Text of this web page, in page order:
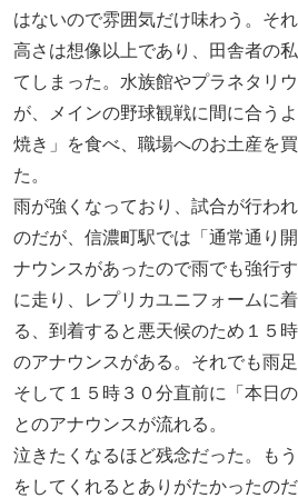
はないので雰囲気だけ味わう。そ
高さは想像以上であり、田舎者の
てしまった。水族館やプラネタリ
が、メインの野球観戦に間に合う
焼き」を食べ、職場へのお土産を
た。
雨が強くなっており、試合が行わ
のだが、信濃町駅では「通常通り
ナウンスがあったので雨でも強行
に走り、レプリカユニフォームに
る、到着すると悪天候のため１５
のアナウンスがある。それでも雨足
そして１５時３０分直前に「本日
とのアナウンスが流れる。
泣きたくなるほど残念だった。も
をしてくれるとありがたかったの